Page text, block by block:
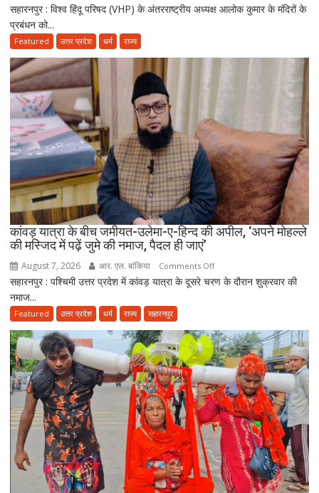
VHP
बयान
मुस्लिम
धर्मगुरुओं
की
आपत्ति,
मौलाना
राशिद
सिद्दीकी
ने
सहारनपुर : विश्व हिंदू परिषद (VHP) के अंतरराष्ट्रीय अध्यक्ष आलोक कुमार के मंदिरों के
प्रबंधन को...
Featured उत्तर प्रदेश धर्म राज्य
कांवड़ यात्रा के बीच जमीयत-उलेमा-ए-हिन्द की अपील, ‘अपने मोहल्ले
की मस्जिद में पढ़ें जुमे की नमाज, पैदल ही जाएं’
August 7, 2026 आर. एल. बांकिया Comments Offon
कांवड़
जमीयत-
उलेमा-
ए-
हिन्द
की
अपील,
‘अपने
मोहल्ले
की
मस्जिद
सहारनपुर : पश्चिमी उत्तर प्रदेश में कांवड़ यात्रा के दूसरे चरण के दौरान शुक्रवार की
नमाज...
Featured उत्तर प्रदेश धर्म राज्य सहारनपुर